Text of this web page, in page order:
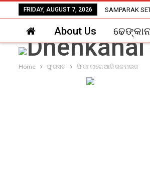
FRIDAY, AUGUST 7, 2026 SAMPARAK
About Us
Home ଫୁରସତ ଫିକା ଲାଗେ ଆଜି ରଜ ମଉଜ